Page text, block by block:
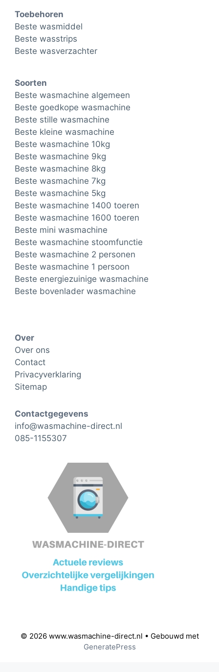
Toebehoren
Beste wasmiddel
Beste wasstrips
Beste wasverzachter
Soorten
Beste wasmachine algemeen
Beste goedkope wasmachine
Beste stille wasmachine
Beste kleine wasmachine
Beste wasmachine 10kg
Beste wasmachine 9kg
Beste wasmachine 8kg
Beste wasmachine 7kg
Beste wasmachine 5kg
Beste wasmachine 1400 toeren
Beste wasmachine 1600 toeren
Beste mini wasmachine
Beste wasmachine stoomfunctie
Beste wasmachine 2 personen
Beste wasmachine 1 persoon
Beste energiezuinige wasmachine
Beste bovenlader wasmachine
Over
Over ons
Contact
Privacyverklaring
Sitemap
Contactgegevens
info@wasmachine-direct.nl
085-1155307
© 2026 www.wasmachine-direct.nl • Gebouwd met
GeneratePress